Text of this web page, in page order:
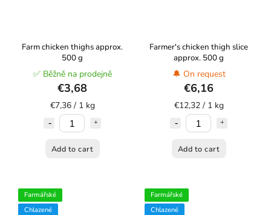
Farm chicken thighs approx.
500 g
✅ Běžně na prodejně
€3,68
€7,36 / 1 kg
Add to cart
Farmer's chicken thigh slice
approx. 500 g
🔔 On request
€6,16
€12,32 / 1 kg
Add to cart
Farmářské
Chlazené
Farmářské
Chlazené